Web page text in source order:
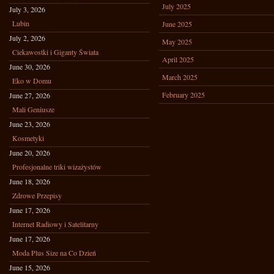
July 3, 2026
Lubin
July 2, 2026
Ciekawostki i Giganty Świata
June 30, 2026
Eko w Domu
June 27, 2026
Mali Geniusze
June 23, 2026
Kosmetyki
June 20, 2026
Profesjonalne triki wizażystów
June 18, 2026
Zdrowe Przepisy
June 17, 2026
Internet Radiowy i Satelitarny
June 17, 2026
Moda Plus Size na Co Dzień
June 15, 2026
July 2025
June 2025
May 2025
April 2025
March 2025
February 2025